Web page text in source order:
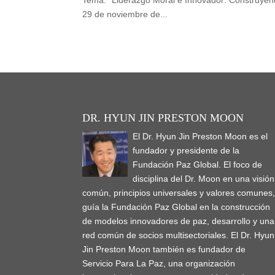
29 de noviembre de...
DR. HYUN JIN PRESTON MOON
El Dr. Hyun Jin Preston Moon es el
fundador y presidente de la
Fundación Paz Global. El foco de
disciplina del Dr. Moon en una visión
común, principios universales y valores comunes,
guía la Fundación Paz Global en la construcción
de modelos innovadores de paz, desarrollo y una
red común de socios multisectoriales. El Dr. Hyun
Jin Preston Moon también es fundador de
Servicio Para La Paz, una organización